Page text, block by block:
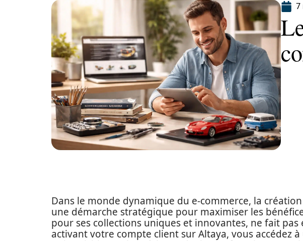
7
Dans le monde dynamique du e-commerce, la
une démarche stratégique pour maximiser les
pour ses collections uniques et innovantes, ne fait pas
activant votre compte client sur Altaya, vous accédez